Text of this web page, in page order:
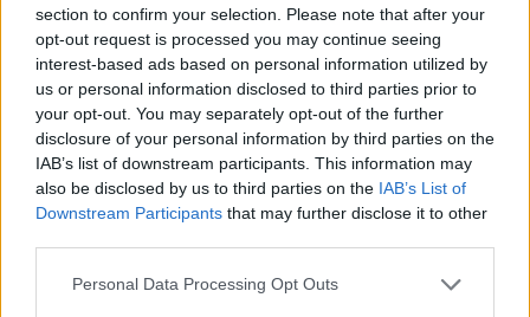
section to confirm your selection. Please note that after your
opt-out request is processed you may continue seeing
interest-based ads based on personal information utilized by
us or personal information disclosed to third parties prior to
your opt-out. You may separately opt-out of the further
disclosure of your personal information by third parties on the
IAB’s list of downstream participants. This information may
also be disclosed by us to third parties on the IAB’s List of
Downstream Participants that may further disclose it to other
Please note that this website/app uses one or more Google
Personal Data Processing Opt Outs